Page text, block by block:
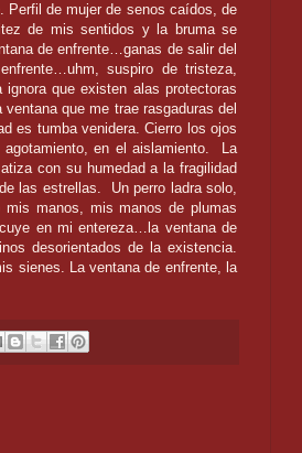
Perfil de mujer de senos caídos, de
de mis sentidos y la bruma se
de enfrente…ganas de salir del
suspiro de tristeza,
que existen alas protectoras
que me trae rasgaduras del
es tumba venidera. Cierro los ojos
en el aislamiento.
La
con su humedad a la fragilidad
las estrellas.
Un perro ladra solo,
manos, mis manos de plumas
en mi entereza…la ventana de
desorientados de la existencia.
sienes. La ventana de enfrente, la